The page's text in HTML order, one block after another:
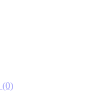
(0)